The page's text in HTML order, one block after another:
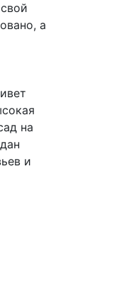
а
на
и